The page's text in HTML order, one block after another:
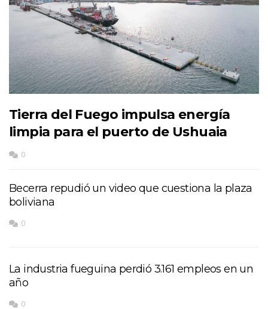
Tierra del Fuego impulsa energía
limpia para el puerto de Ushuaia
0
Becerra repudió un video que cuestiona la plaza
boliviana
0
La industria fueguina perdió 3.161 empleos en un
año
0